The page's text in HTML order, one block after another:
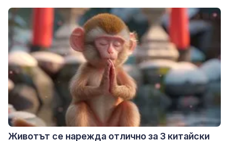
Животът се нарежда отлично за 3 китайски